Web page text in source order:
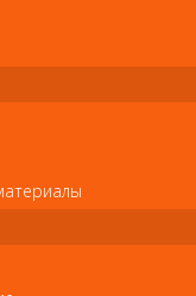
волосы, придавая
мягкое
– на
мгновенное
каждую